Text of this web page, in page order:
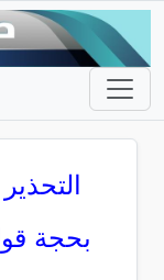
بحجة